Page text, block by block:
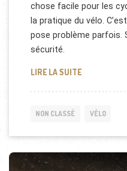
chose facile pour les
la pratique du vélo.
pose problème parfois.
sécurité.
LIRE LA SUITE
NON CLASSÉ VÉLO